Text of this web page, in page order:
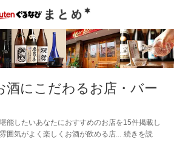
酒にこだわるお店・バー
能したいあなたにおすすめのお店を15件掲載し
囲気がよく楽しくお酒が飲める店
続きを読